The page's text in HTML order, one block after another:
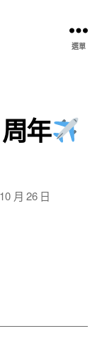
選單
年
月 26 日